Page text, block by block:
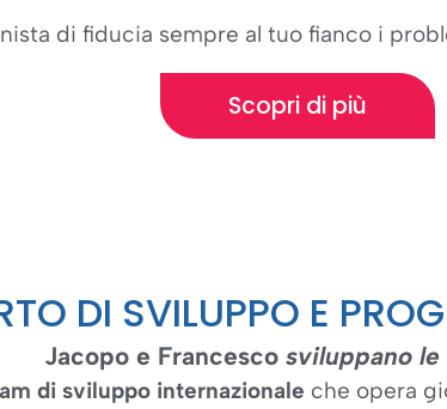
di fiducia sempre al tuo fianco i
Scopri di più
DI SVILUPPO E
Jacopo e Francesco sviluppano
di sviluppo internazionale che opera